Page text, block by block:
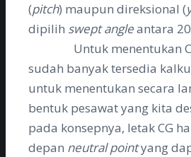
(pitch) maupun direksional (
dipilih swept angleantara
Untuk menentukan
sudah banyak tersedia
untuk menentukan secara
bentuk pesawat yang kita
pada konsepnya, letak CG
depan neutral pointyang